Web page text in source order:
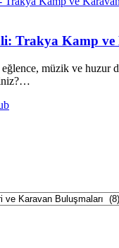
Trakya Kamp
müzik ve huzur